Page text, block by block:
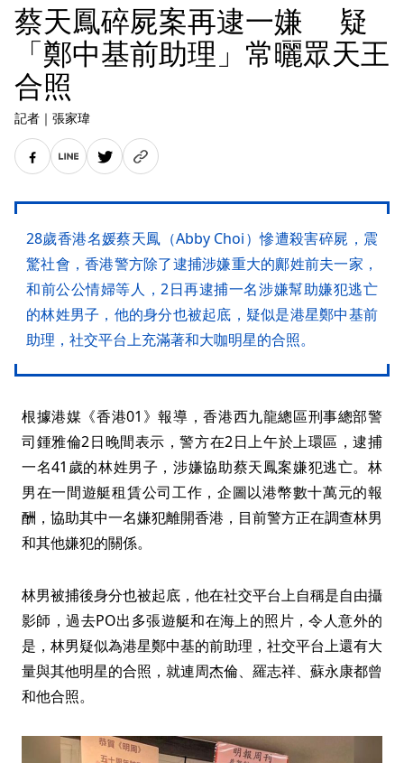
蔡天鳳碎屍案再逮一嫌 疑
「鄭中基前助理」常曬眾天王
合照
記者 ｜ 張家瑋
28歲香港名媛蔡天鳳（Abby Choi）慘遭殺害碎屍，震
驚社會，香港警方除了逮捕涉嫌重大的鄺姓前夫一家，
和前公公情婦等人，2日再逮捕一名涉嫌幫助嫌犯逃亡
的林姓男子，他的身分也被起底，疑似是港星鄭中基前
助理，社交平台上充滿著和大咖明星的合照。
根據港媒《香港01》報導，香港西九龍總區刑事總部警
司鍾雅倫2日晚間表示，警方在2日上午於上環區，逮捕
一名41歲的林姓男子，涉嫌協助蔡天鳳案嫌犯逃亡。林
男在一間遊艇租賃公司工作，企圖以港幣數十萬元的報
酬，協助其中一名嫌犯離開香港，目前警方正在調查林男
和其他嫌犯的關係。
林男被捕後身分也被起底，他在社交平台上自稱是自由攝
影師，過去PO出多張遊艇和在海上的照片，令人意外的
是，林男疑似為港星鄭中基的前助理，社交平台上還有大
量與其他明星的合照，就連周杰倫、羅志祥、蘇永康都曾
和他合照。